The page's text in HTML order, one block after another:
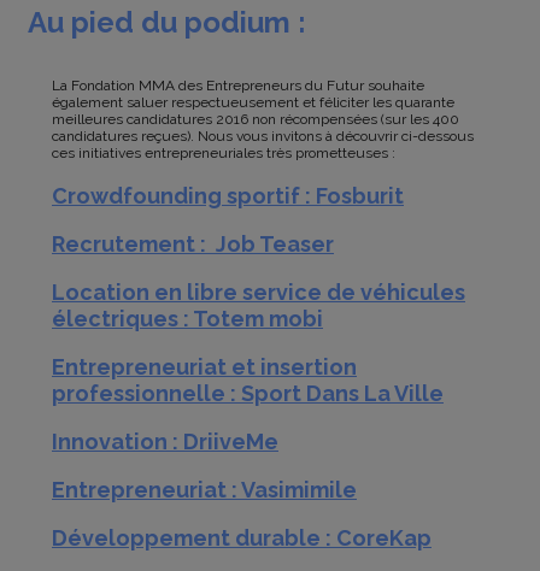
Au pied du podium :
La Fondation MMA des Entrepreneurs du Futur souhaite
également saluer respectueusement et féliciter les quarante
meilleures candidatures 2016 non récompensées (sur les 400
candidatures reçues). Nous vous invitons à découvrir ci-dessous
ces initiatives entrepreneuriales très prometteuses :
Crowdfounding sportif : Fosburit
Recrutement : Job Teaser
Location en libre service de véhicules
électriques : Totem mobi
Entrepreneuriat et insertion
professionnelle : Sport Dans La Ville
Innovation : DriiveMe
Entrepreneuriat : Vasimimile
Développement durable : CoreKap